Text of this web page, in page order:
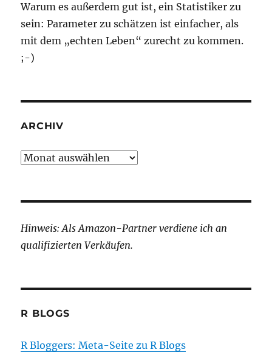
Warum es außerdem gut ist, ein Statistiker zu
sein: Parameter zu schätzen ist einfacher, als
mit dem „echten Leben“ zurecht zu kommen.
;-)
ARCHIV
Archiv
Hinweis: Als Amazon-Partner verdiene ich an
qualifizierten Verkäufen.
R BLOGS
R Bloggers: Meta-Seite zu R Blogs